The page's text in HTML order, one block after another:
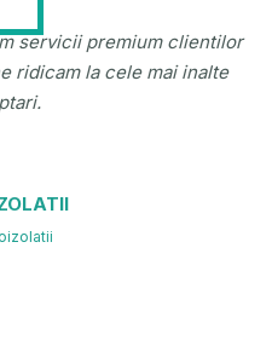
servicii premium clientilor
ridicam la cele mai inalte